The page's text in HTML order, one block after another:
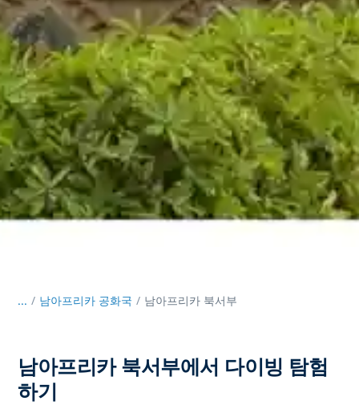
... / 남아프리카 공화국 남아프리카 북서부
남아프리카 북서부에서 다이빙 탐험
하기